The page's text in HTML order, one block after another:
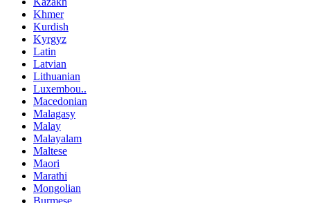
Khmer
Kurdish
Kyrgyz
Latin
Latvian
Lithuanian
Luxembou..
Macedonian
Malagasy
Malay
Malayalam
Maltese
Maori
Marathi
Mongolian
Burmese